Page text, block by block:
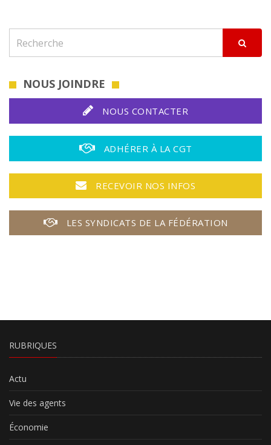
NOUS JOINDRE
NOUS CONTACTER
ADHÉRER À LA CGT
RECEVOIR NOS INFOS
LES SYNDICATS DE LA FÉDÉRATION
RUBRIQUES
Actu
Vie des agents
Économie